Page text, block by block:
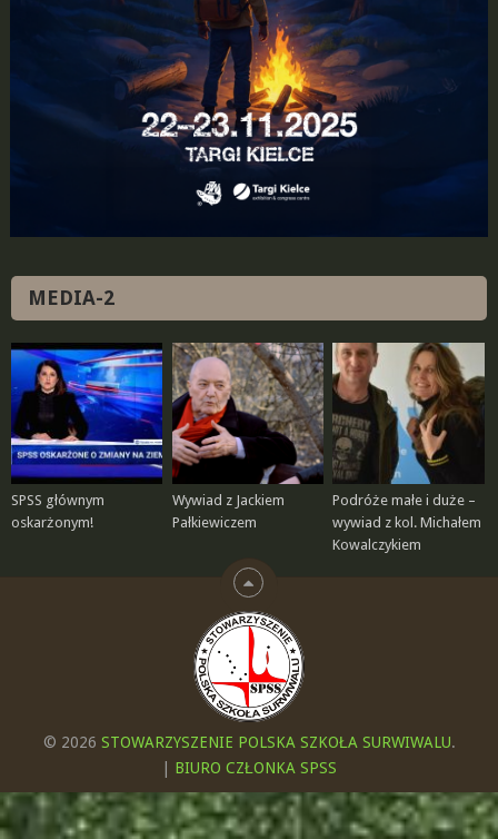
MEDIA-2
SPSS głównym
oskarżonym!
Wywiad z Jackiem
Pałkiewiczem
Podróże małe i duże –
wywiad z kol. Michałem
Kowalczykiem
© 2026 STOWARZYSZENIE POLSKA SZKOŁA SURWIWALU.
BIURO CZŁONKA SPSS